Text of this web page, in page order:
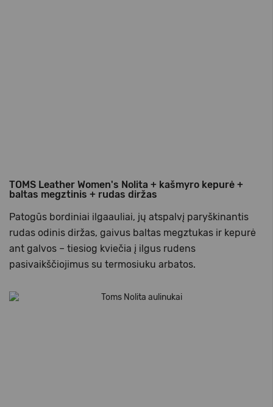
TOMS Leather Women's Nolita + kašmyro kepurė +
baltas megztinis + rudas diržas
Patogūs bordiniai ilgaauliai, jų atspalvį paryškinantis
rudas odinis diržas, gaivus baltas megztukas ir kepurė
ant galvos – tiesiog kviečia į ilgus rudens
pasivaikščiojimus su termosiuku arbatos.